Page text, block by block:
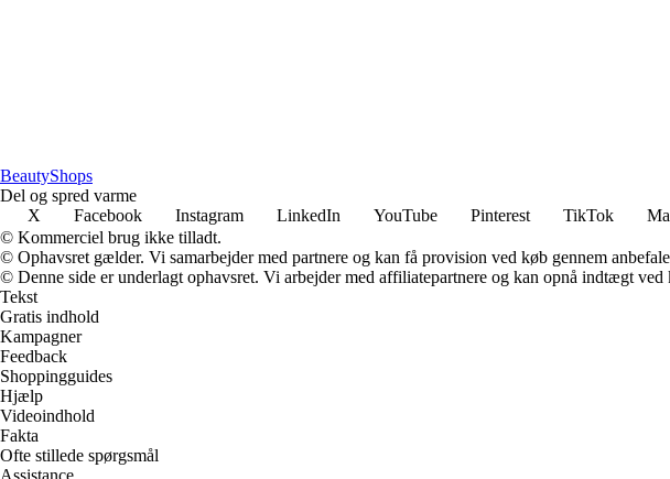
BeautyShops
Del og spred varme
X
Facebook Instagram LinkedIn YouTube Pinterest TikTok
© Kommerciel brug ikke tilladt.
© Ophavsret gælder. Vi samarbejder med partnere og kan få provision ved køb gennem
© Denne side er underlagt ophavsret. Vi arbejder med affiliatepartnere og kan opnå indtægt
Tekst
Gratis indhold
Kampagner
Feedback
Shoppingguides
Hjælp
Videoindhold
Fakta
Ofte stillede spørgsmål